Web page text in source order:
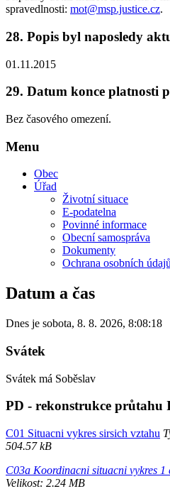
spravedlnosti: mot@msp.justice.cz.
28. Popis byl naposledy
01.11.2015
29. Datum konce platnosti
Bez časového omezení.
Menu
Obec
Úřad
Životní situace
E-podatelna
Povinné informace
Obecní samospráva
Dokumenty
Ochrana osobních
Datum a čas
Dnes je sobota, 8. 8. 2026, 8:08:18
Svátek
Svátek má Soběslav
PD - rekonstrukce průtahu
C01 Situacni vykres sirsich vztahu
504.57 kB
C03a Koordinacni situacni vykres 1
Velikost: 2.24 MB